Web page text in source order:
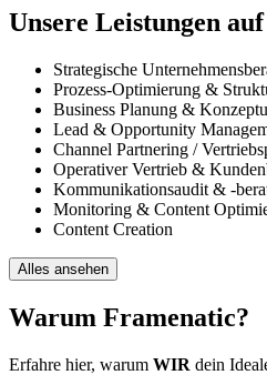
Unsere Leistungen
Strategische
Prozess-Optimierung &
Business Planung &
Lead & Opportunity
Channel Partnering /
Operativer Vertrieb &
Kommunikationsaudit & -
Monitoring & Content
Content Creation
Alles ansehen
Warum Framenatic?
Erfahre hier, warum WIR dein